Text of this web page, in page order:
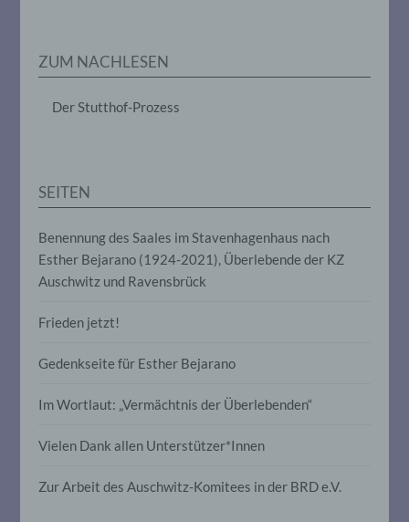
ZUM NACHLESEN
Der Stutthof-Prozess
SEITEN
Benennung des Saales im Stavenhagenhaus nach
Esther Bejarano (1924-2021), Überlebende der KZ
Auschwitz und Ravensbrück
Frieden jetzt!
Gedenkseite für Esther Bejarano
Im Wortlaut: „Vermächtnis der Überlebenden“
Vielen Dank allen Unterstützer*Innen
Zur Arbeit des Auschwitz-Komitees in der BRD e.V.
Person beziehen, zu bewerten,
insbesondere, um Aspekte bezüglich
Arbeitsleistung, wirtschaftlicher Lage,
Gesundheit, persönlicher Vorlieben,
Aufenthaltsort oder Ortswechsel dieser
natürlichen Person zu analysieren oder
f) Pseudonymisierung
Pseudonymisierung ist die Verarbeitung
auf welche die personenbezogenen Daten
ohne Hinzuziehung zusätzlicher